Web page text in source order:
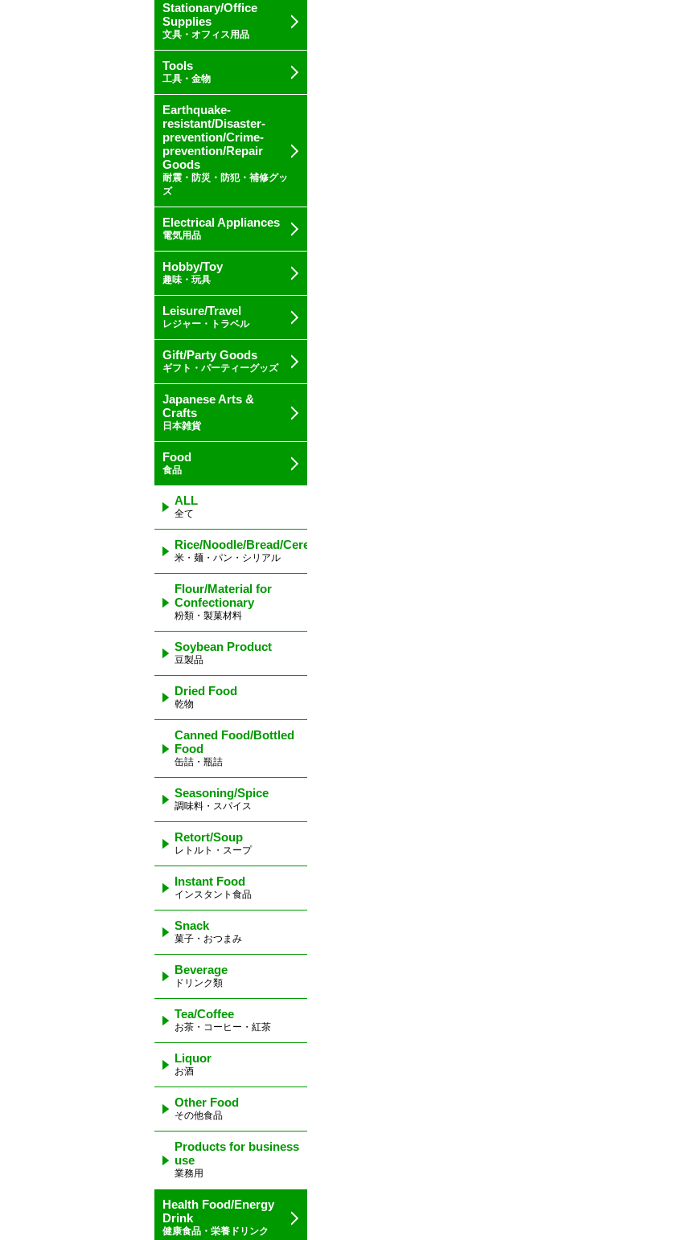
Stationary/Office
Supplies
文具・オフィス用品
Tools
工具・金物
Earthquake-
resistant/Disaster-
prevention/Crime-
prevention/Repair
Goods
耐震・防災・防犯・補修グッ
ズ
Electrical Appliances
電気用品
Hobby/Toy
趣味・玩具
Leisure/Travel
レジャー・トラベル
Gift/Party Goods
ギフト・パーティーグッズ
Japanese Arts &
Crafts
日本雑貨
Food
食品
ALL
全て
Rice/Noodle/Bread/Cereal
米・麺・パン・シリアル
Flour/Material for
Confectionary
粉類・製菓材料
Soybean Product
豆製品
Dried Food
乾物
Canned Food/Bottled
Food
缶詰・瓶詰
Seasoning/Spice
調味料・スパイス
Retort/Soup
レトルト・スープ
Instant Food
インスタント食品
Snack
菓子・おつまみ
Beverage
ドリンク類
Tea/Coffee
お茶・コーヒー・紅茶
Liquor
お酒
Other Food
その他食品
Products for business
use
業務用
Health Food/Energy
Drink
健康食品・栄養ドリンク